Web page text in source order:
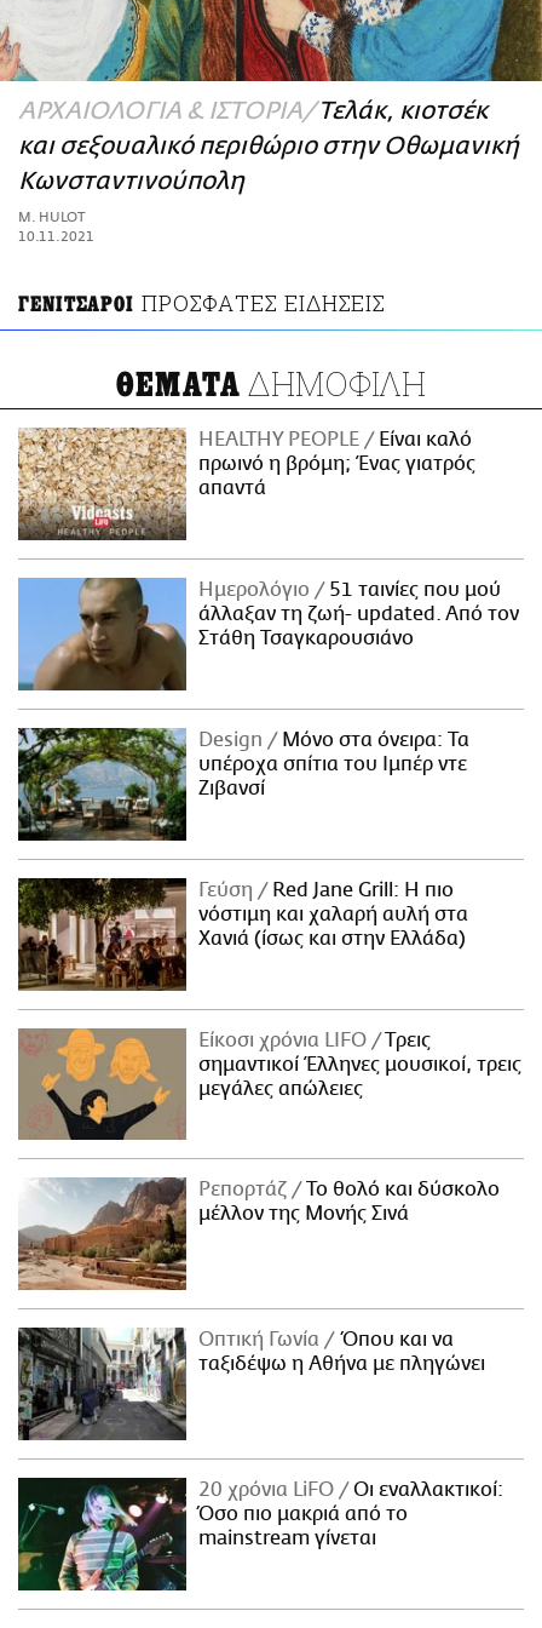
ΑΜΠΑ
PRINT
ΑΡΧΑΙΟΛΟΓΙΑ & ΙΣΤΟΡΙΑ Τελάκ, κιοτσέκ
και σεξουαλικό περιθώριο στην Οθωμανική
Κωνσταντινούπολη
M. HULOT
10.11.2021
ΓΕΝΙΤΣΑΡΟΙ ΠΡΟΣΦΑΤΕΣ ΕΙΔΗΣΕΙΣ
ΘΕΜΑΤΑ ΔΗΜΟΦΙΛΗ
HEALTHY PEOPLE
Είναι καλό
πρωινό η βρόμη; Ένας γιατρός
απαντά
Ημερολόγιο
51 ταινίες που μού
άλλαξαν τη ζωή- updated. Aπό τον
Στάθη Τσαγκαρουσιάνο
Design
Μόνο στα όνειρα: Τα
υπέροχα σπίτια του Ιμπέρ ντε
Ζιβανσί
Γεύση
Red Jane Grill: Η πιο
νόστιμη και χαλαρή αυλή στα
Χανιά (ίσως και στην Ελλάδα)
Είκοσι χρόνια LIFO
Tρεις
σημαντικοί Έλληνες μουσικοί, τρεις
μεγάλες απώλειες
Ρεπορτάζ
Το θολό και δύσκολο
μέλλον της Μονής Σινά
Οπτική Γωνία
Όπου και να
ταξιδέψω η Αθήνα με πληγώνει
20 χρόνια LiFO
Οι εναλλακτικοί:
Όσο πιο μακριά από το
mainstream γίνεται